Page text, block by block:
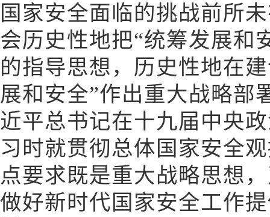
国家安全面临的挑战前所
会历史性地把“统筹发展和
的指导思想，历史性地在
展和安全”作出重大战略部
近平总书记在十九届中央
习时就贯彻总体国家安全
点要求既是重大战略思想
做好新时代国家安全工作